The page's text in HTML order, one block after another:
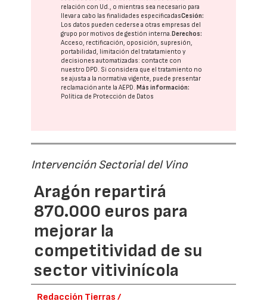
relación con Ud., o mientras sea necesario para
llevar a cabo las finalidades especificadasCesión:
Los datos pueden cederse a otras empresas del
grupo por motivos de gestión interna. Derechos:
Acceso, rectificación, oposición, supresión,
portabilidad, limitación del tratatamiento y
decisiones automatizadas: contacte con
nuestro DPD. Si considera que el tratamiento no
se ajusta a la normativa vigente, puede presentar
reclamación ante laAEPD. Más información:
Política de Protección de Datos
Intervención Sectorial del Vino
Aragón repartirá
870.000 euros para
mejorar la
competitividad de su
sector vitivinícola
Redacción Tierras /